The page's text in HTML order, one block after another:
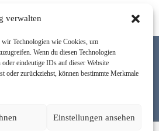
verwalten
Technologien wie Cookies, um
Wenn du diesen Technologien
eindeutige IDs auf dieser Website
oder zurückziehst, können bestimmte Merkmale
Einstellungen ansehen